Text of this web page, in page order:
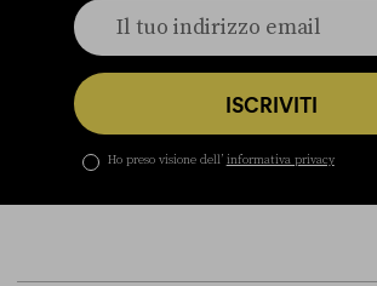
ISCRIVITI
Ho preso visione dell’ informativa privacy